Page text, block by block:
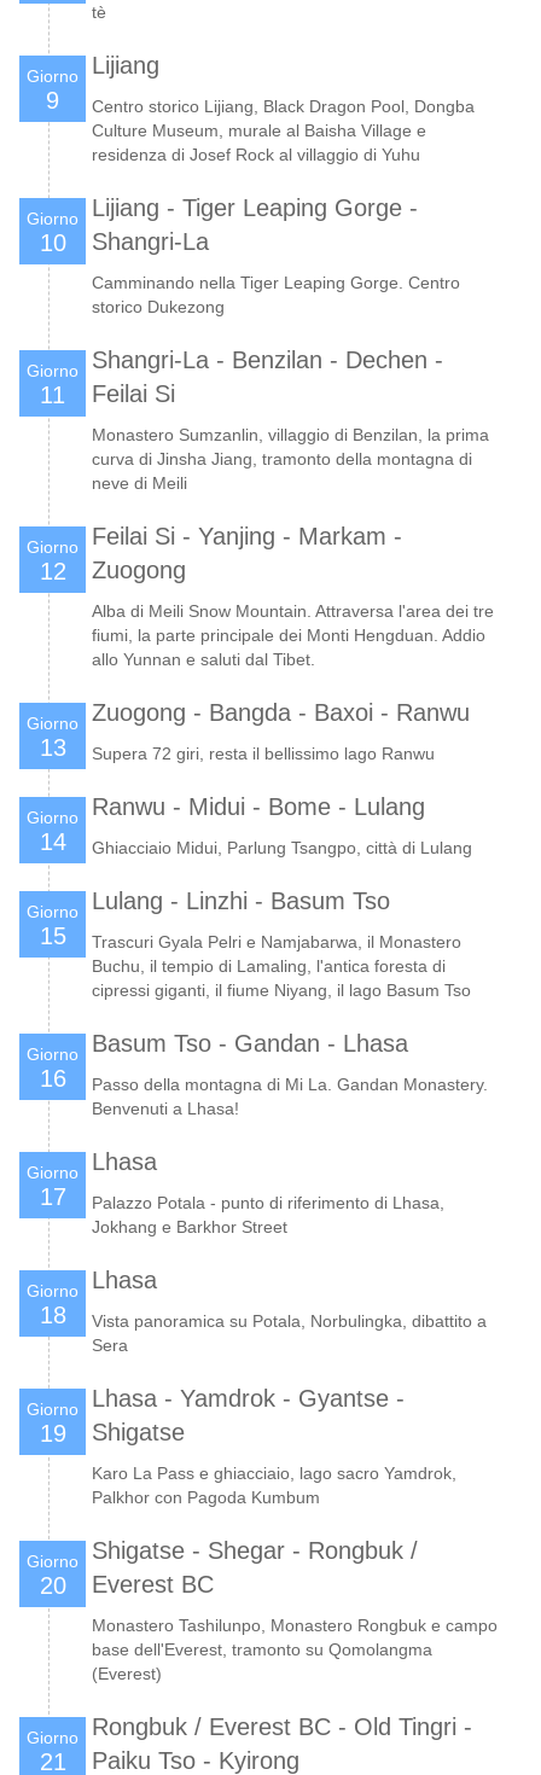
tè
Giorno
9
Lijiang
Centro storico Lijiang, Black Dragon Pool, Dongba
Culture Museum, murale al Baisha Village e
residenza di Josef Rock al villaggio di Yuhu
Giorno
10
Lijiang - Tiger Leaping Gorge -
Shangri-La
Camminando nella Tiger Leaping Gorge. Centro
storico Dukezong
Giorno
11
Shangri-La - Benzilan - Dechen -
Feilai Si
Monastero Sumzanlin, villaggio di Benzilan, la prima
curva di Jinsha Jiang, tramonto della montagna di
neve di Meili
Giorno
12
Feilai Si - Yanjing - Markam -
Zuogong
Alba di Meili Snow Mountain. Attraversa l'area dei tre
fiumi, la parte principale dei Monti Hengduan. Addio
allo Yunnan e saluti dal Tibet.
Giorno
13
Zuogong - Bangda - Baxoi - Ranwu
Supera 72 giri, resta il bellissimo lago Ranwu
Giorno
14
Ranwu - Midui - Bome - Lulang
Ghiacciaio Midui, Parlung Tsangpo, città di Lulang
Giorno
15
Lulang - Linzhi - Basum Tso
Trascuri Gyala Pelri e Namjabarwa, il Monastero
Buchu, il tempio di Lamaling, l'antica foresta di
cipressi giganti, il fiume Niyang, il lago Basum Tso
Giorno
16
Basum Tso - Gandan - Lhasa
Passo della montagna di Mi La. Gandan Monastery.
Benvenuti a Lhasa!
Giorno
17
Lhasa
Palazzo Potala - punto di riferimento di Lhasa,
Jokhang e Barkhor Street
Giorno
18
Lhasa
Vista panoramica su Potala, Norbulingka, dibattito a
Sera
Giorno
19
Lhasa - Yamdrok - Gyantse -
Shigatse
Karo La Pass e ghiacciaio, lago sacro Yamdrok,
Palkhor con Pagoda Kumbum
Giorno
20
Shigatse - Shegar - Rongbuk /
Everest BC
Monastero Tashilunpo, Monastero Rongbuk e campo
base dell'Everest, tramonto su Qomolangma
(Everest)
Giorno
21
Rongbuk / Everest BC - Old Tingri -
Paiku Tso - Kyirong